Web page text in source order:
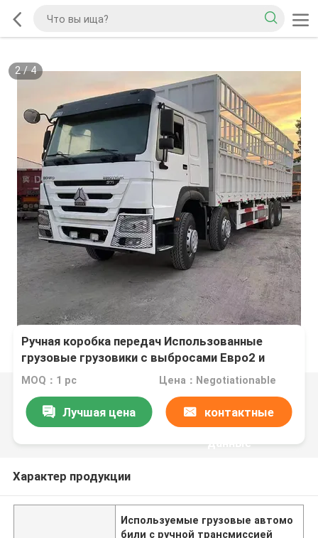
2/4
Ручная коробка передач Использованные
грузовые грузовики с выбросами Евро2 и
мощностью 10-50 тонн
MOQ：1 pc Цена：Negotiationable
Лучшая цена контактные
данные
Характер продукции
Используемые грузовые автомо
били с ручной трансмиссией